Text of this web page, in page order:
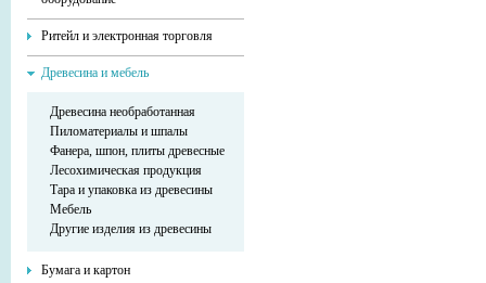
Ритейл и электронная торговля
Древесина и мебель
Древесина необработанная
Пиломатериалы и шпалы
Фанера, шпон, плиты древесные
Лесохимическая продукция
Тара и упаковка из древесины
Мебель
Другие изделия из древесины
Бумага и картон